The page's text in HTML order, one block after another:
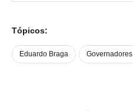
Tópicos:
Eduardo Braga Governadores